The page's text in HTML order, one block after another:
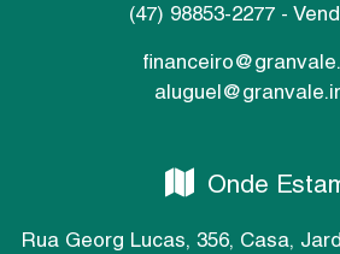
(47) 98853-2277 -
Onde
Rua Georg Lucas, 356, Casa,